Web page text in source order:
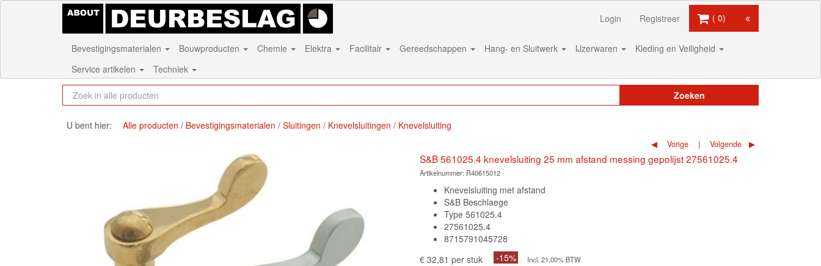
0
Login Registreer
Bevestigingsmaterialen Bouwproducten Chemie Elektra Facilitair Gereedschappen Hang- en Sluitwerk IJzerwaren
Kleding en Veiligheid
Service artikelen
Techniek
Zoeken
U bent hier: Alle producten Bevestigingsmaterialen Sluitingen Knevelsluitingen Knevelsluiting
Vorige Volgende
S&B 561025.4 knevelsluiting 25 mm afstand messing gepolijst 27561025.4
Artikelnummer: R40615012
Knevelsluiting met afstand
S&B Beschlaege
Type 561025.4
27561025.4
8715791045728
€ 32,81 per stuk
-15% Incl. 21,00% BTW